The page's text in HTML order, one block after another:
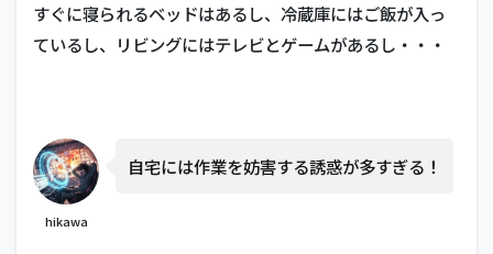
すぐに寝られるベッドはあるし、冷蔵庫にはご飯が入っ
ているし、リビングにはテレビとゲームがあるし・・・
hikawa
自宅には作業を妨害する誘惑が多すぎる！